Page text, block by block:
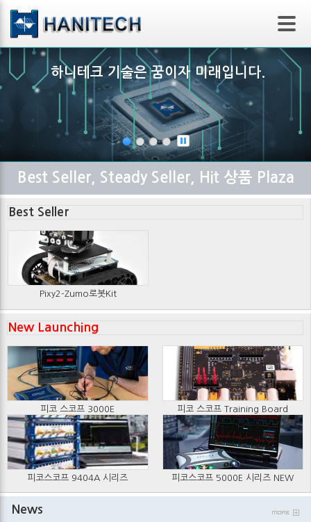
하니테크 기술은 꿈이자 미래입니다.
Best Seller, Steady Seller, Hit 상품 Plaza
Best Seller
Pixy2-Zumo로봇Kit
New Launching
피코 스코프 3000E 피코 스코프 Training Board
피코스코프 9404A 시리즈 피코스코프 5000E 시리즈 NEW
News